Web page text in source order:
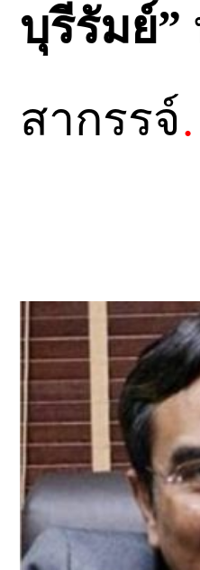
บุรีรัมย์”
สากรรจ์